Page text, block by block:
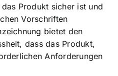
Produkt sicher ist und
Vorschriften
bietet den
dass das Produkt,
Anforderungen